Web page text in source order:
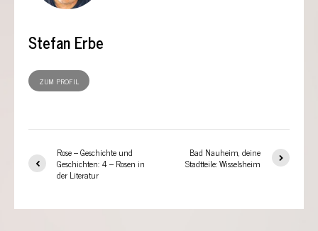
Stefan Erbe
ZUM PROFIL
Rose – Geschichte und
Geschichten: 4 – Rosen in
der Literatur
Bad Nauheim, deine
Stadtteile: Wisselsheim